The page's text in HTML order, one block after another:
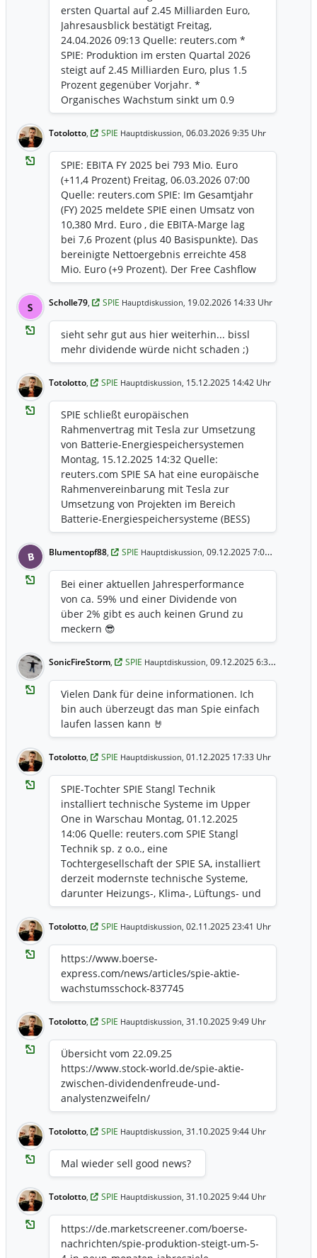
von rund 670 Millionen € repräsentieren.
Die Zukäufe umfassten auch eine
bedeutende Expansion im Bereich der
deutschen Industriedienstleistungen. Die
EBITA-Marge des Unternehmens
verbesserte sich im ersten Halbjahr 2026
um 20 Basispunkte auf 6,2 %, während
das EBITA 321,40 Millionen € erreichte.
organische Wachstum im zweiten Quartal
und glich damit frühere saisonale Effekte
aus. Das Unternehmen bestätigte seinen
Ausblick für 2026 und prognostiziert ein
starkes Gesamtwachstum, das sowohl
durch organisches Wachstum als auch
durch Fusionen und Übernahmen
getragen wird. Spie erwartet für den
weiteren Jahresverlauf 2026 eine
fortgesetzte Steigerung der EBITA-Marge.
ersten Quartal auf 2.45 Milliarden Euro,
Jahresausblick bestätigt Freitag,
24.04.2026 09:13 Quelle: reuters.com *
SPIE: Produktion im ersten Quartal 2026
steigt auf 2.45 Milliarden Euro, plus 1.5
Prozent gegenüber Vorjahr. *
Organisches Wachstum sinkt um 0.9
Prozent; Beitrag aus Akquisitionen liegt
bei plus 2.7 Prozent. * Deutschland:
Prozent; organisch 0.0 Prozent. *
Frankreich: Produktion 829.3 Millionen
Euro, plus 1.9 Prozent; organisch plus 0.6
Prozent. * Ausblick 2026 bestätigt: starke
Gesamtwachstumsdynamik, weitere
Ausweitung EBITA-Marge avisiert.
Totolotto, SPIE Hauptdiskussion, 06.03.2026 9:35 Uhr
SPIE: EBITA FY 2025 bei 793 Mio. Euro
(+11,4 Prozent) Freitag, 06.03.2026 07:00
Quelle: reuters.com SPIE: Im Gesamtjahr
(FY) 2025 meldete SPIE einen Umsatz von
10,380 Mrd. Euro , die EBITA-Marge lag
bei 7,6 Prozent (plus 40 Basispunkte). Das
bereinigte Nettoergebnis erreichte 458
Mio. Euro (+9 Prozent). Der Free Cashflow
betrug 524 Mio. Euro bei 108 Prozent
Cash Conversion; der Verschuldungsgrad
empfahl eine Dividende von 1,08 Euro je
Aktie (+8 Prozent; vorbehaltlich
Zustimmung der Hauptversammlung am
kündigte SPIE 9 Bolt-on-Akquisitionen
(zusammen rund 347 Mio. Euro
Jahresumsatz) an; Anfang 2026 wurden 2
Transaktionen gemeldet, darunter die
Unterzeichnung einer Vereinbarung zur
Übernahme von ROFA Industrial AG (rund
430 Mio. Euro Jahresumsatz; EBITA-Marge
im hohen einstelligen Bereich). Der
Ausblick für 2026 sieht starkes Wachstum
und eine weitere Ausweitung der EBITA-
Marge vor. Das mittelfristige EBITA-
Margenziel wurde auf 8 Prozent bis 2028
angehoben; zudem erwartet SPIE für
2025–2028 ein durchschnittliches
jährliches Umsatzwachstum von 7 bis 9
Prozent (davon organisch 3 bis 4 Prozent
pro Jahr) sowie einen kumulierten Free
Cashflow von über 2 Mrd. Euro. Zur
Governance: Gauthier Louette wird sein
Mandat als Chairman und CEO nach April
Rollen von Chairman und CEO. Markus
Holzke soll nach der Hauptversammlung
am 30. April 2026 CEO werden, Patrick
S Scholle79, SPIE Hauptdiskussion, 19.02.2026 14:33 Uhr
sieht sehr gut aus hier weiterhin... bissl
mehr dividende würde nicht schaden ;)
Totolotto, SPIE Hauptdiskussion, 15.12.2025 14:42 Uhr
SPIE schließt europäischen
Rahmenvertrag mit Tesla zur Umsetzung
von Batterie-Energiespeichersystemen
Montag, 15.12.2025 14:32 Quelle:
reuters.com SPIE SA hat eine europäische
Rahmenvereinbarung mit Tesla zur
Umsetzung von Projekten im Bereich
Batterie-Energiespeichersysteme (BESS)
unterzeichnet. Die Vereinbarung gilt für
alle europäischen Tochtergesellschaften
dreijährige Laufzeit mit
Verlängerungsoption. Sie umfasst
technische Dienstleistungen wie
Engineering, Balance of Plant-Arbeiten,
Netzanschluss sowie die Installation von
B Blumentopf88, SPIE Hauptdiskussion, 09.12.2025 7:04 Uhr
Bei einer aktuellen Jahresperformance
von ca. 59% und einer Dividende von
über 2% gibt es auch keinen Grund zu
meckern 😎
SonicFireStorm, SPIE Hauptdiskussion, 09.12.2025 6:30 Uhr
Vielen Dank für deine informationen. Ich
bin auch überzeugt das man Spie einfach
laufen lassen kann 🤘
Totolotto, SPIE Hauptdiskussion, 01.12.2025 17:33 Uhr
SPIE-Tochter SPIE Stangl Technik
installiert technische Systeme im Upper
One in Warschau Montag, 01.12.2025
14:06 Quelle: reuters.com SPIE Stangl
Technik sp. z o.o., eine
Tochtergesellschaft der SPIE SA, installiert
derzeit modernste technische Systeme,
darunter Heizungs-, Klima-, Lüftungs- und
Elektroinstallationen, im neuen Upper
One Bürogebäude in Warschau. Das
Expertise der SPIE-Gruppe und ihr
Engagement für Nachhaltigkeit und
Energieeffizienz.
Totolotto, SPIE Hauptdiskussion, 02.11.2025 23:41 Uhr
https://www.boerse-
express.com/news/articles/spie-aktie-
wachstumsschock-837745
Totolotto, SPIE Hauptdiskussion, 31.10.2025 9:49 Uhr
Übersicht vom 22.09.25
https://www.stock-world.de/spie-aktie-
zwischen-dividendenfreude-und-
analystenzweifeln/
Totolotto, SPIE Hauptdiskussion, 31.10.2025 9:44 Uhr
Mal wieder sell good news?
Totolotto, SPIE Hauptdiskussion, 31.10.2025 9:44 Uhr
https://de.marketscreener.com/boerse-
nachrichten/spie-produktion-steigt-um-5-